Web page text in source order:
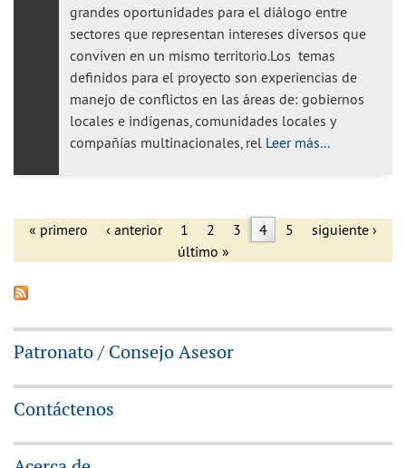
grandes oportunidades para el diálogo entre
sectores que representan intereses diversos que
conviven en un mismo territorio.Los temas
definidos para el proyecto son experiencias de
manejo de conflictos en las áreas de: gobiernos
locales e indígenas, comunidades locales y
compañías multinacionales, rel Leer más...
Páginas
« primero ‹ anterior 1 2 3 4 5
siguiente ›
último »
Patronato/Consejo Asesor
Contáctenos